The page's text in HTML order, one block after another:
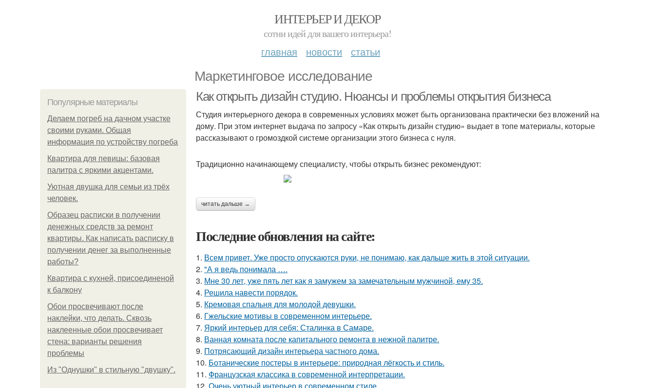
ИНТЕРЬЕР И ДЕКОР
сотни идей для вашего интерьера!
главная новости статьи
Маркетинговое исследование
Популярные материалы
Делаем погреб на дачном участке
своими руками. Общая
информация по устройству погреба
Квартира для певицы: базовая
палитра с яркими акцентами.
Уютная двушка для семьи из трёх
человек.
Образец расписки в получении
денежных средств за ремонт
квартиры. Как написать расписку в
получении денег за выполненные
работы?
Квартира с кухней, присоединеной
к балкону
Обои просвечивают после
наклейки, что делать. Сквозь
наклеенные обои просвечивает
стена: варианты решения
проблемы
Из "Однушки" в стильную "двушку".
Как открыть дизайн студию. Нюансы и проблемы открытия бизнеса
Студия интерьерного декора в современных условиях может быть организована практически без вложений на
дому. При этом интернет выдача по запросу «Как открыть дизайн студию» выдает в топе материалы, которые
рассказывают о громоздкой системе организации этого бизнеса с нуля.
Традиционно начинающему специалисту, чтобы открыть бизнес рекомендуют:
читать дальше →
Последние обновления на сайте:
1. Всем привет. Уже просто опускаются руки, не понимаю, как дальше жить в этой ситуации.
2. "А я ведь понимала ….
3. Мне 30 лет, уже пять лет как я замужем за замечательным мужчиной, ему 35.
4. Решила навести порядок.
5. Кремовая спальня для молодой девушки.
6. Гжельские мотивы в современном интерьере.
7. Яркий интерьер для себя: Сталинка в Самаре.
8. Ванная комната после капитального ремонта в нежной палитре.
9. Потрясающий дизайн интерьера частного дома.
10. Ботанические постеры в интерьере: природная лёгкость и стиль.
11. Французская классика в современной интерпретации.